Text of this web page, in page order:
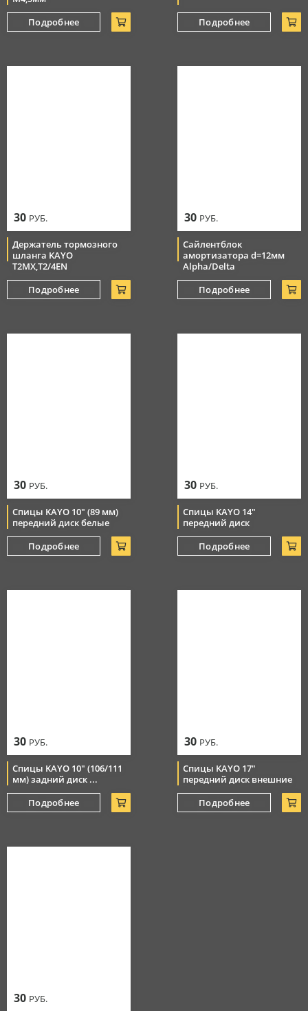
Подробнее
Подробнее
30 РУБ.
Держатель тормозного
шланга KAYO
T2MX,T2/4EN
Подробнее
30 РУБ.
Сайлентблок
амортизатора d=12мм
Alpha/Delta
Подробнее
30 РУБ.
Спицы KAYO 10" (89 мм)
передний диск белые
Подробнее
30 РУБ.
Спицы KAYO 14"
передний диск
Подробнее
30 РУБ.
Спицы KAYO 10" (106/111
мм) задний диск ...
Подробнее
30 РУБ.
Спицы KAYO 17"
передний диск внешние
Подробнее
30 РУБ.